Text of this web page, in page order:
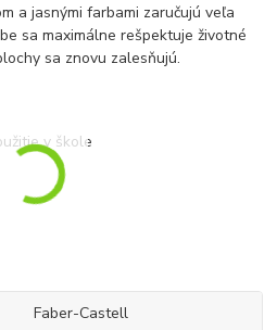
a jasnými farbami zaručujú veľa
sa maximálne rešpektuje životné
sa znovu zalesňujú.
v škole
Faber-Castell